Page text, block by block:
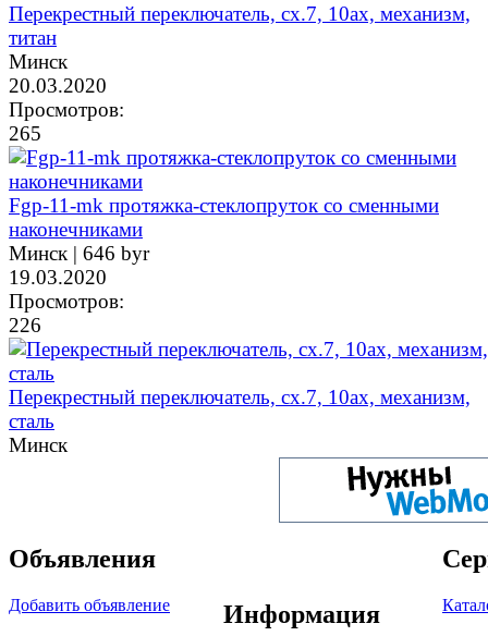
Перекрестный переключатель, сх.7, 10ах, механизм,
титан
Минск
20.03.2020
Просмотров:
265
Fgp-11-mk протяжка-стеклопруток со сменными
наконечниками
Минск | 646 byr
19.03.2020
Просмотров:
226
Перекрестный переключатель, сх.7, 10ах, механизм,
сталь
Минск
Объявления
Добавить объявление
Информация